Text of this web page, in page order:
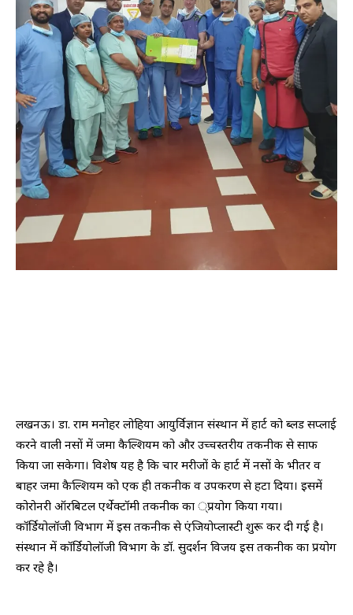
लखनऊ। डा. राम मनोहर लोहिया आयुर्विज्ञान संस्थान में हार्ट को ब्लड सप्लाई
करने वाली नसों में जमा कैल्शियम को और उच्चस्तरीय तकनीक से साफ
किया जा सकेगा। विशेष यह है कि चार मरीजों के हार्ट में नसों के भीतर व
बाहर जमा कैल्शियम को एक ही तकनीक व उपकरण से हटा दिया। इसमें
कोरोनरी ऑरबिटल एर्थेक्टॉमी तकनीक का ्प्रयोग किया गया।
कॉर्डियोलॉजी विभाग में इस तकनीक से एंजियोप्लास्टी शुरू कर दी गई है।
संस्थान में कॉर्डियोलॉजी विभाग के डॉ. सुदर्शन विजय इस तकनीक का प्रयोग
कर रहे है।